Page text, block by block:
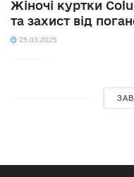
Жіночі куртки
та захист від
25.03.2025